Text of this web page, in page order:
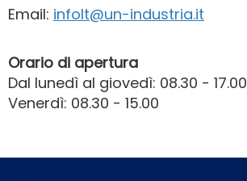
Email: infolt@un-industria.it
Orario di apertura
Dal lunedì al giovedì: 08.30 - 17.00
Venerdì: 08.30 - 15.00